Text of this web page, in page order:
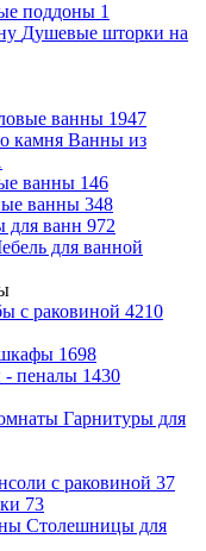
поддоны 1
Душевые шторки на
ванны 1947
Ванны из
ванны 146
ванны 348
для ванн 972
для ванной
с раковиной 4210
1698
пеналы 1430
Гарнитуры для
с раковиной 37
73
Столешницы для